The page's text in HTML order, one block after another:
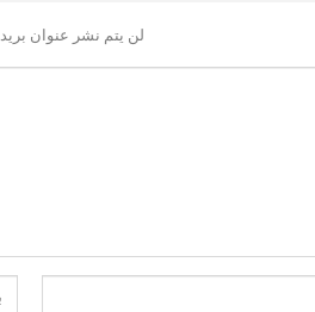
لن يتم نشر عنوان